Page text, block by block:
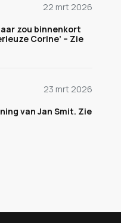
22 mrt 2026
zou binnenkort
Corine’ – Zie
23 mrt 2026
van Jan Smit. Zie